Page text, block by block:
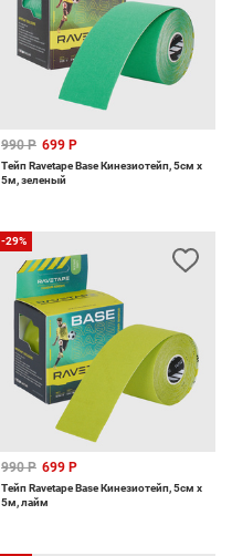
990 Р 699 Р
Тейп Ravetape Base Кинезиотейп, 5см x
5м, зеленый
-29%
990 Р 699 Р
Тейп Ravetape Base Кинезиотейп, 5см x
5м, лайм